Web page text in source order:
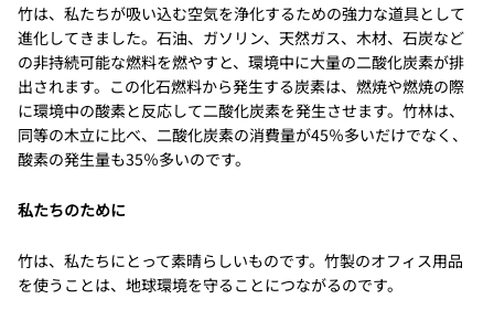
竹は、私たちが吸い込む空気を浄化するための強力な道具として
進化してきました。石油、ガソリン、天然ガス、木材、石炭など
の非持続可能な燃料を燃やすと、環境中に大量の二酸化炭素が排
出されます。この化石燃料から発生する炭素は、燃焼や燃焼の際
に環境中の酸素と反応して二酸化炭素を発生させます。竹林は、
同等の木立に比べ、二酸化炭素の消費量が45％多いだけでなく、
酸素の発生量も35％多いのです。
私たちのために
竹は、私たちにとって素晴らしいものです。竹製のオフィス用品
を使うことは、地球環境を守ることにつながるのです。